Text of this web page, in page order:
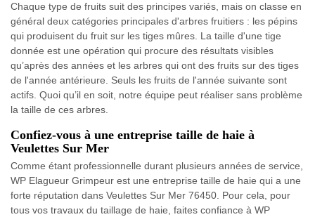
Chaque type de fruits suit des principes variés, mais on classe en
général deux catégories principales d'arbres fruitiers : les pépins
qui produisent du fruit sur les tiges mûres. La taille d'une tige
donnée est une opération qui procure des résultats visibles
qu’après des années et les arbres qui ont des fruits sur des tiges
de l'année antérieure. Seuls les fruits de l'année suivante sont
actifs. Quoi qu’il en soit, notre équipe peut réaliser sans problème
la taille de ces arbres.
Confiez-vous à une entreprise taille de haie à
Veulettes Sur Mer
Comme étant professionnelle durant plusieurs années de service,
WP Elagueur Grimpeur est une entreprise taille de haie qui a une
forte réputation dans Veulettes Sur Mer 76450. Pour cela, pour
tous vos travaux du taillage de haie, faites confiance à WP